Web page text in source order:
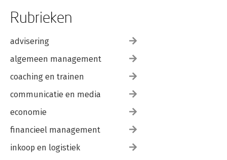
Rubrieken
advisering
algemeen management
coaching en trainen
communicatie en media
economie
financieel management
inkoop en logistiek